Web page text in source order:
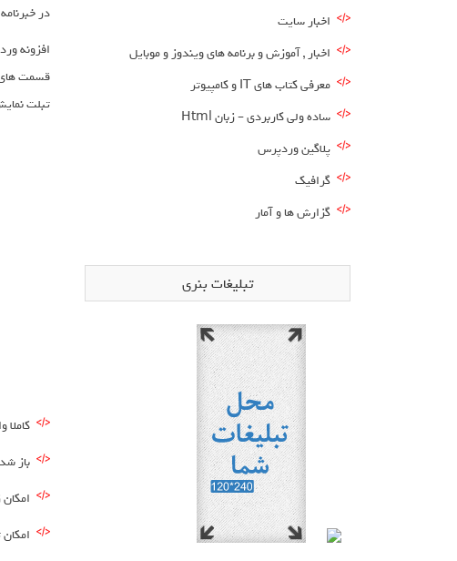
در
قسمت های
تبلت
کاملا
باز
اخبار سایت
اخبار , آموزش و برنامه های ویندوز و موبایل
معرفی کتاب های IT و کامپیوتر
ساده ولی کاربردی – زبان Html
پلاگین وردپرس
گرافیک
گزارش ها و آمار
تبلیغات بنری